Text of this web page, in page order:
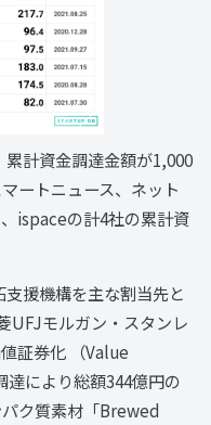
計資金調達金額が1,000
ートニュース、ネット
ispaceの計4社の累計資
援機構を主な割当先と
UFJモルガン・スタンレ
証券化 （Value
により総額344億円の
ク質素材「Brewed